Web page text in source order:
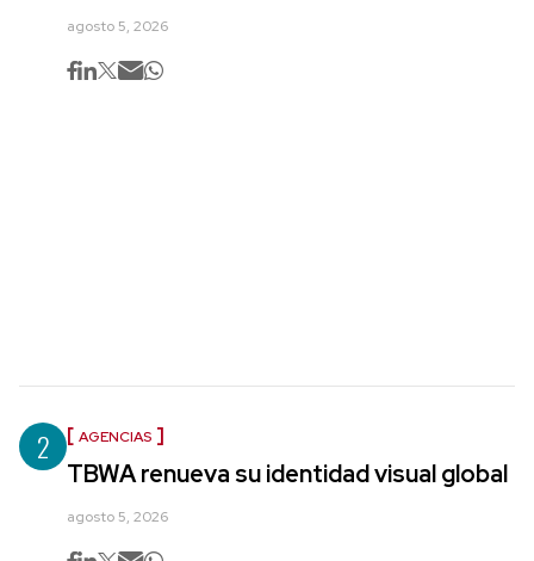
agosto 5, 2026
2 AGENCIAS
TBWA renueva su identidad visual global
agosto 5, 2026